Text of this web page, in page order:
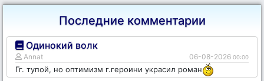
Последние комментарии
Одинокий волк
Annat 06-08-2026 00:00
Гг. тупой, но оптимизм г.героини украсил роман